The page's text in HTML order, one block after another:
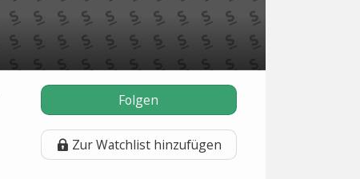
Folgen
Zur Watchlist hinzufügen